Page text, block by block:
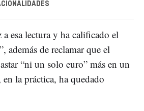
esa lectura y ha calificado el
además de reclamar que el
“ni un solo euro” más en un
la práctica, ha quedado